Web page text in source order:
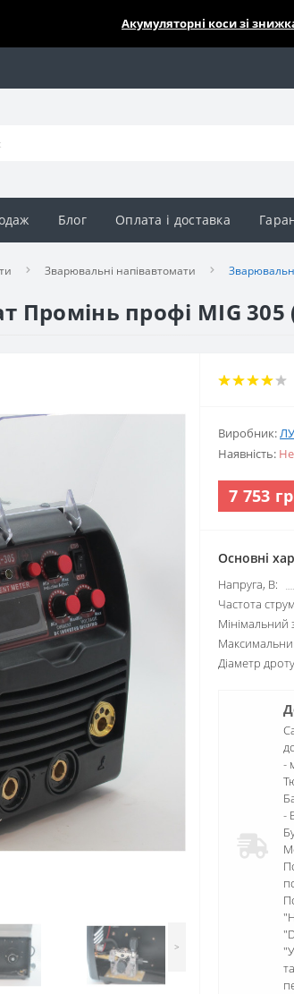
Акумуляторні коси зі
Блог Оплата і доставка
Зварювальні напівавтомати
Промінь профі MIG 305
>
Виробник:
Наявність:
7 753
Основні
Напруга, В:
Частота
Мінімальний
Діаметр
-
-